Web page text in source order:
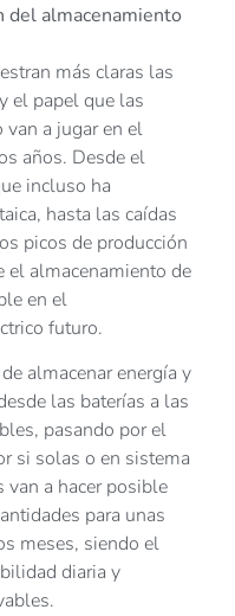
del almacenamiento
más claras las
el papel que las
a jugar en el
años. Desde el
incluso ha
hasta las caídas
picos de producción
el almacenamiento de
en el
futuro.
almacenar energía y
las baterías a las
pasando por el
si solas o en sistema
a hacer posible
para unas
meses, siendo el
diaria y